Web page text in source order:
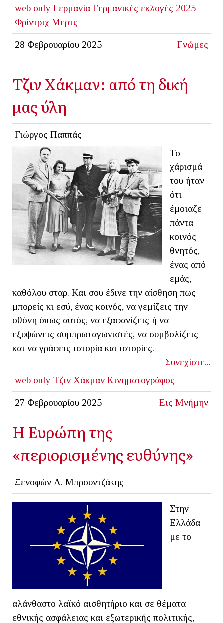
web only Γερμανία Γερμανικές εκλογές 2025
Φρίντριχ Μερτς
28 Φεβρουαρίου 2025 Γνώμες
Τζιν Χάκμαν: από τη δική
μας ύλη
Γιώργος Παππάς
Το
χάρισμά
του ήταν
ότι
έμοιαζε
πάντα
κοινός
θνητός,
ένας από
εμάς,
καθόλου σταρ. Και σου έδινε την αίσθηση πως
μπορείς κι εσύ, ένας κοινός, να γεμίζεις την
οθόνη όπως αυτός, να εξαφανίζεις ή να
εξυψώνεις συμπρωταγωνιστές, να συμβολίζεις
και να γράφεις ιστορία και ιστορίες.
Συνεχίστε...
web only Τζιν Χάκμαν Κινηματογράφος
27 Φεβρουαρίου 2025 Εις Μνήμην
Η Ευρώπη της
«περιορισμένης ευθύνης»
Ξενοφών Α. Μπρουντζάκης
Στην
Ελλάδα
με το
αλάνθαστο λαϊκό αισθητήριο και σε θέματα
εθνικής ασφάλειας και εξωτερικής πολιτικής,